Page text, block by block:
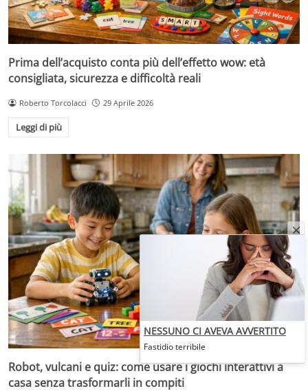
Prima dell’acquisto conta più dell’effetto wow: età
consigliata, sicurezza e difficoltà reali
Roberto Torcolacci 29 Aprile 2026
Leggi di più
Robot, vulcani e quiz: come usare i giochi interattivi a
casa senza trasformarli in compiti
NESSUNO CI AVEVA AVVERTITO
Fastidio terribile